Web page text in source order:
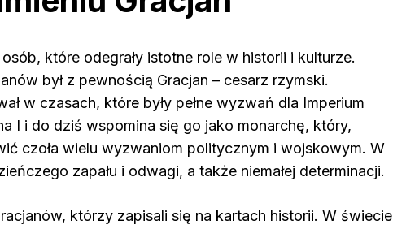
które odegrały istotne role w historii i kulturze.
był z pewnością Gracjan – cesarz rzymski.
w czasach, które były pełne wyzwań dla Imperium
I i do dziś wspomina się go jako monarchę, który,
czoła wielu wyzwaniom politycznym i wojskowym. W
zapału i odwagi, a także niemałej determinacji.
którzy zapisali się na kartach historii. W świecie